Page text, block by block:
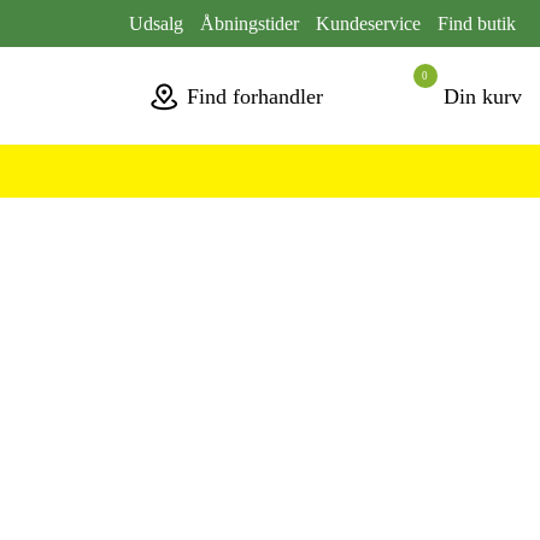
Udsalg Åbningstider Kundeservice Find butik
0
Din kurv
Find forhandler